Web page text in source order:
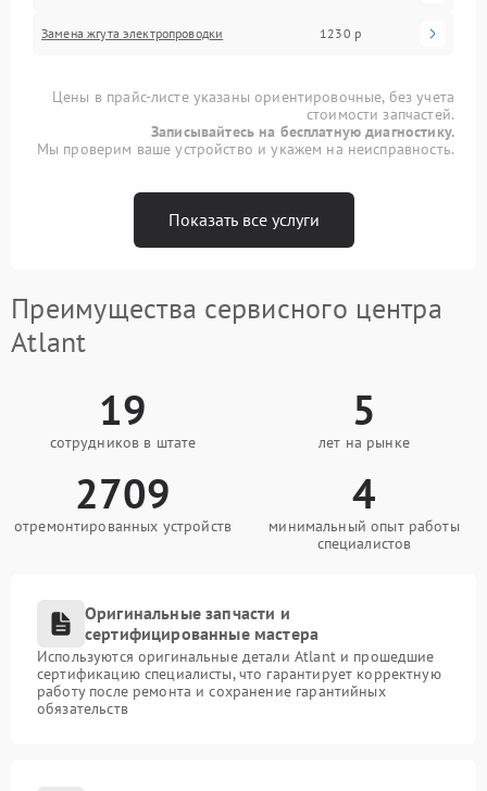
Замена жгута электропроводки 1230 р
Цены в прайс-листе указаны ориентировочные, без учета
стоимости запчастей.
Записывайтесь на бесплатную диагностику.
Мы проверим ваше устройство и укажем на неисправность.
Показать все услуги
Преимущества сервисного центра
Atlant
19
сотрудников в штате
5
лет на рынке
2709
отремонтированных устройств
4
минимальный опыт работы
специалистов
Оригинальные запчасти и
сертифицированные мастера
Используются оригинальные детали Atlant и прошедшие
сертификацию специалисты, что гарантирует корректную
работу после ремонта и сохранение гарантийных
обязательств